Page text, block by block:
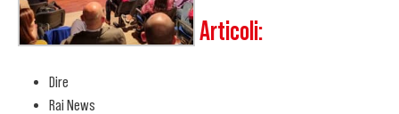
Articoli:
Dire
Rai News